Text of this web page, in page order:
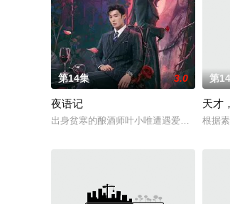
第14集 3.0
夜语记
出身贫寒的酿酒师叶小唯遭遇爱人程桉、
第
天才
根据